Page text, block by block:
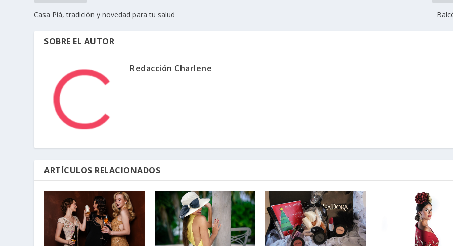
Casa Pià, tradición y novedad para tu salud
SOBRE EL AUTOR
Redacción Charlene
ARTÍCULOS RELACIONADOS